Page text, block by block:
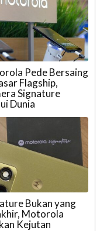
Pede Bersaing
Flagship,
Signature
Dunia
Bukan yang
Motorola
Kejutan